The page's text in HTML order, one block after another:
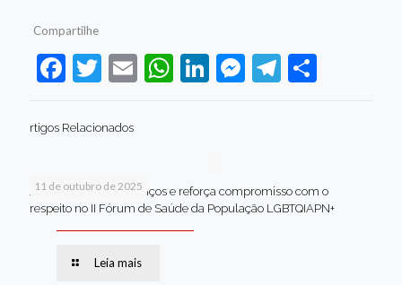
Compartilhe
Facebook
Twitter
EmailWhatsApp
LinkedIn
Messenger
Telegram
Share
rtigos Relacionados
11 de outubro de 2025
Jaboatão celebra avanços e reforça compromisso com o
respeito no II Fórum de Saúde da População LGBTQIAPN+
Leia mais